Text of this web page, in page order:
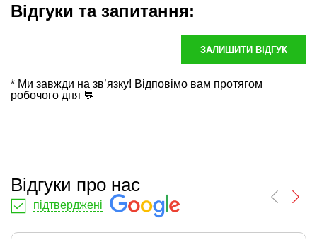
Відгуки та запитання:
ЗАЛИШИТИ ВІДГУК
* Ми завжди на зв’язку! Відповімо вам протягом
робочого дня 💬
Відгуки про нас
підтверджені